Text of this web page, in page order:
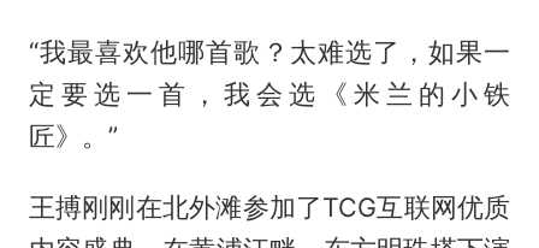
“我最喜欢他哪首歌？太难选了，如果一
定要选一首，我会选《米兰的小铁
匠》。”
王搏刚刚在北外滩参加了TCG互联网优质